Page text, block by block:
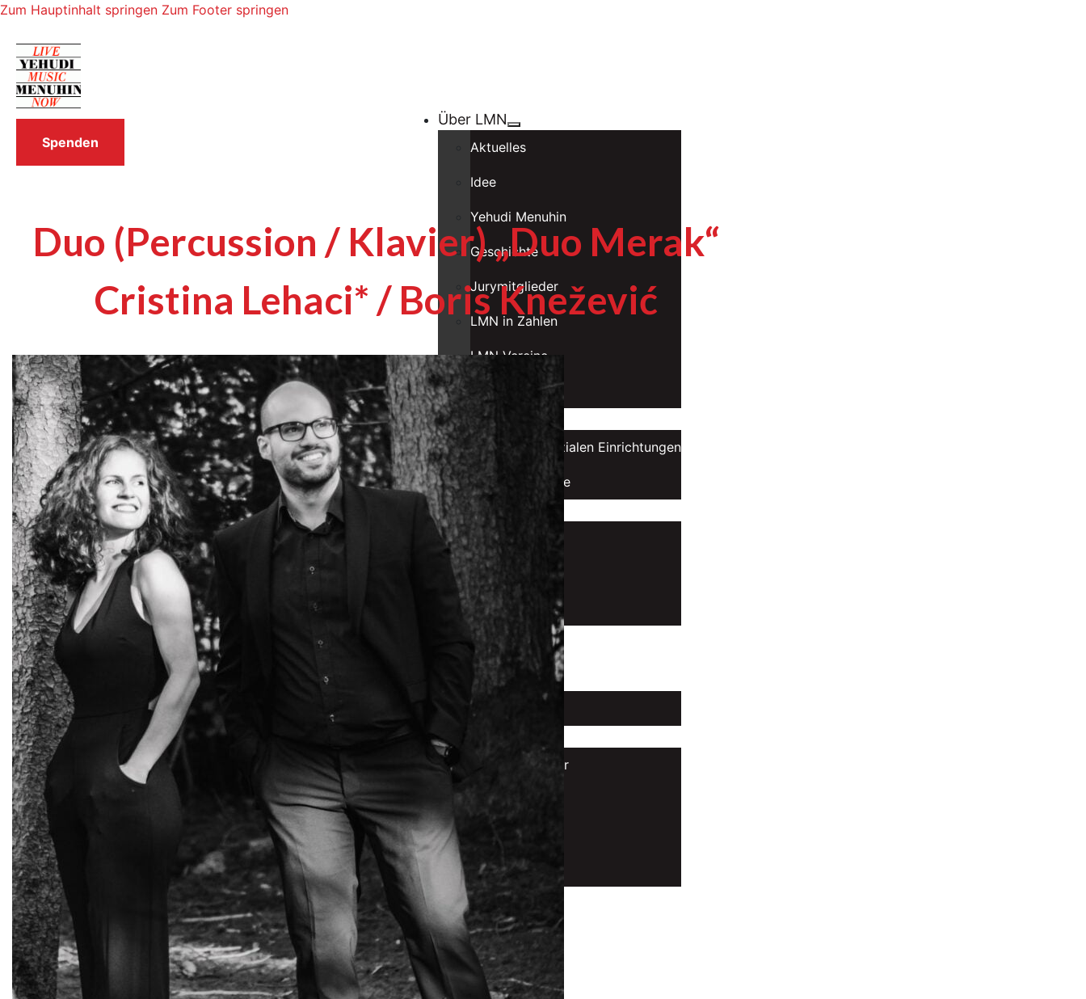
Zum Hauptinhalt springen Zum Footer springen
Über LMN
Aktuelles
Idee
Yehudi Menuhin
Geschichte
Jurymitglieder
LMN in Zahlen
LMN Vereine
Organisation
Konzerte
Konzerte in sozialen Einrichtungen
Benefizkonzerte
Musiker
Ensembles
Stipendiaten
Alumni
Spielstätten
Förderer
Intranet
Anmelden
Kontakt
Kontaktformular
Newsletter
Impressum
Datenschutz
Spenden
Duo (Percussion / Klavier) „Duo Merak“
Cristina Lehaci* / Boris Knežević